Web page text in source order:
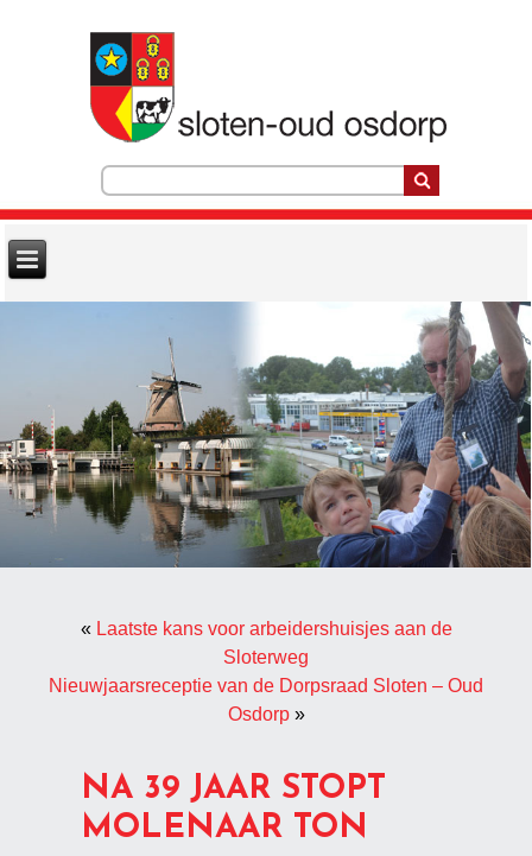
« Laatste kans voor arbeidershuisjes aan de
Sloterweg
Nieuwjaarsreceptie van de Dorpsraad Sloten – Oud
Osdorp»
NA 39 JAAR STOPT
MOLENAAR TON